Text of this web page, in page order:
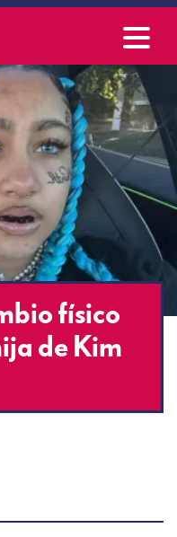
físico
de Kim